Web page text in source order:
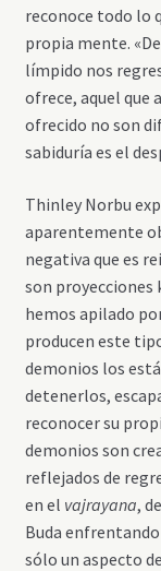
reconoce todo lo
propia mente.
límpido nos
ofrece, aquel que
ofrecido no son
sabiduría es el
Thinley Norbu
aparentemente
negativa que es
son proyecciones
hemos apilado
producen este
demonios los
detenerlos,
reconocer su
demonios son
reflejados de
en el vajrayana,
Buda
sólo un aspecto